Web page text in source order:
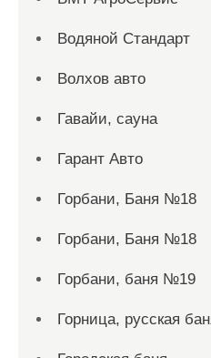
Водяной Стандарт
Волхов авто
Гавайи, сауна
Гарант Авто
Горбани, Баня №18
Горбани, Баня №18
Горбани, баня №19
Горница, русская